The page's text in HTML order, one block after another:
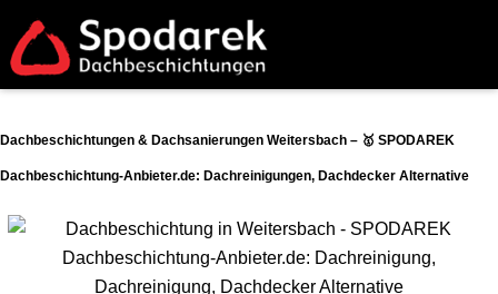
Dachbeschichtungen & Dachsanierungen Weitersbach – 🥇 SPODAREK
Dachbeschichtung-Anbieter.de: Dachreinigungen, Dachdecker Alternative